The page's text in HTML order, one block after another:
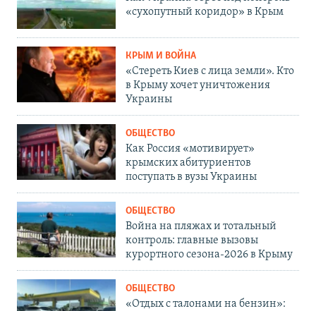
«сухопутный коридор» в Крым
КРЫМ И ВОЙНА
«Стереть Киев с лица земли». Кто
в Крыму хочет уничтожения
Украины
ОБЩЕСТВО
Как Россия «мотивирует»
крымских абитуриентов
поступать в вузы Украины
ОБЩЕСТВО
Война на пляжах и тотальный
контроль: главные вызовы
курортного сезона-2026 в Крыму
ОБЩЕСТВО
«Отдых с талонами на бензин»: